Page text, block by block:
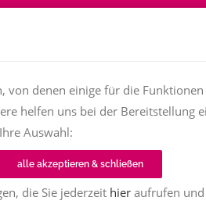
Magazin
Aktuelles
und Fotografin Jana Mänz
von denen einige für die
helfen uns bei der Bereitstellung
Auswahl:
alle akzeptieren & schließen
die Sie jederzeit hieraufrufen und